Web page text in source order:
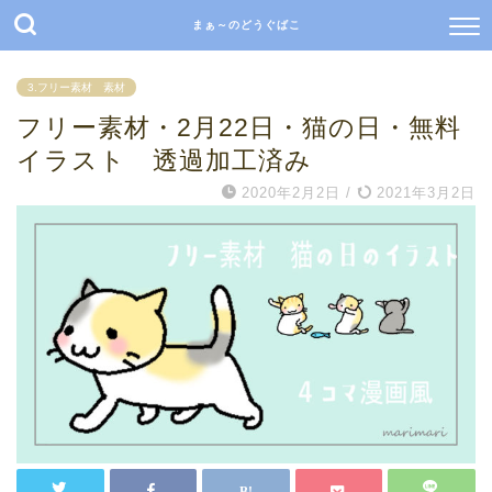
まぁ～のどうぐばこ
3.フリー素材 素材
フリー素材・2月22日・猫の日・無料
イラスト 透過加工済み
2020年2月2日 / 2021年3月2日